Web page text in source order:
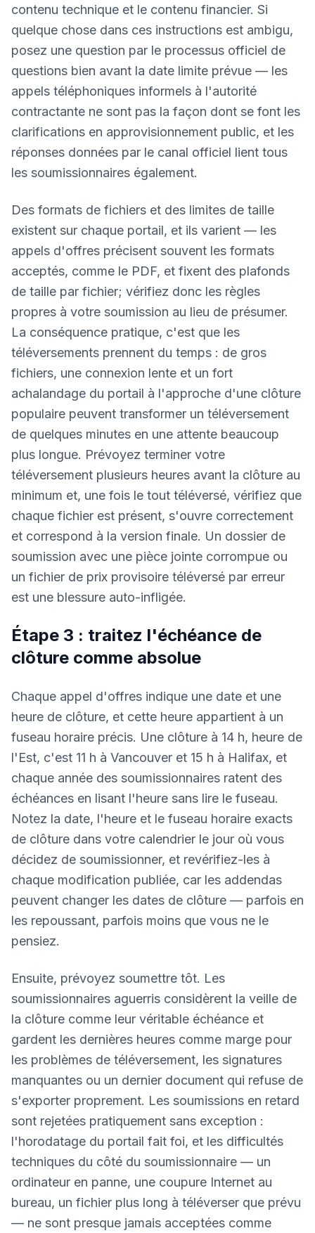
contenu technique et le contenu financier. Si
quelque chose dans ces instructions est ambigu,
posez une question par le processus officiel de
questions bien avant la date limite prévue — les
appels téléphoniques informels à l'autorité
contractante ne sont pas la façon dont se font les
clarifications en approvisionnement public, et les
réponses données par le canal officiel lient tous
les soumissionnaires également.
Des formats de fichiers et des limites de taille
existent sur chaque portail, et ils varient — les
appels d'offres précisent souvent les formats
acceptés, comme le PDF, et fixent des plafonds
de taille par fichier; vérifiez donc les règles
propres à votre soumission au lieu de présumer.
La conséquence pratique, c'est que les
téléversements prennent du temps : de gros
fichiers, une connexion lente et un fort
achalandage du portail à l'approche d'une clôture
populaire peuvent transformer un téléversement
de quelques minutes en une attente beaucoup
plus longue. Prévoyez terminer votre
téléversement plusieurs heures avant la clôture au
minimum et, une fois le tout téléversé, vérifiez que
chaque fichier est présent, s'ouvre correctement
et correspond à la version finale. Un dossier de
soumission avec une pièce jointe corrompue ou
un fichier de prix provisoire téléversé par erreur
est une blessure auto-infligée.
Étape 3 : traitez l'échéance de
clôture comme absolue
Chaque appel d'offres indique une date et une
heure de clôture, et cette heure appartient à un
fuseau horaire précis. Une clôture à 14 h, heure de
l'Est, c'est 11 h à Vancouver et 15 h à Halifax, et
chaque année des soumissionnaires ratent des
échéances en lisant l'heure sans lire le fuseau.
Notez la date, l'heure et le fuseau horaire exacts
de clôture dans votre calendrier le jour où vous
décidez de soumissionner, et revérifiez-les à
chaque modification publiée, car les addendas
peuvent changer les dates de clôture — parfois en
les repoussant, parfois moins que vous ne le
pensiez.
Ensuite, prévoyez soumettre tôt. Les
soumissionnaires aguerris considèrent la veille de
la clôture comme leur véritable échéance et
gardent les dernières heures comme marge pour
les problèmes de téléversement, les signatures
manquantes ou un dernier document qui refuse de
s'exporter proprement. Les soumissions en retard
sont rejetées pratiquement sans exception :
l'horodatage du portail fait foi, et les difficultés
techniques du côté du soumissionnaire — un
ordinateur en panne, une coupure Internet au
bureau, un fichier plus long à téléverser que prévu
— ne sont presque jamais acceptées comme